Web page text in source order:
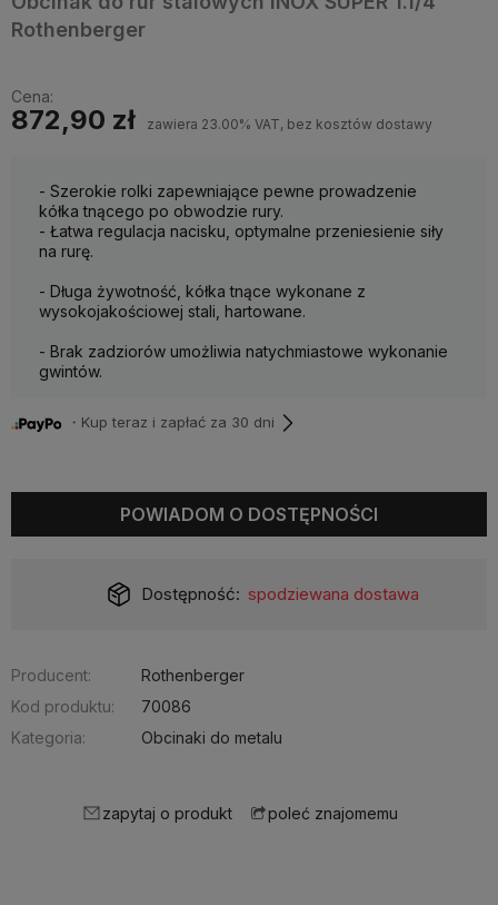
Rothenberger
Cena:
872,90 zł zawiera 23.00% VAT, bez kosztów dostawy
- Szerokie rolki zapewniające pewne prowadzenie
kółka tnącego po obwodzie rury.
- Łatwa regulacja nacisku, optymalne przeniesienie siły
na rurę.
- Długa żywotność, kółka tnące wykonane z
wysokojakościowej stali, hartowane.
- Brak zadziorów umożliwia natychmiastowe wykonanie
gwintów.
・Kup teraz i zapłać za 30 dni
POWIADOM O DOSTĘPNOŚCI
Dostępność: spodziewana dostawa
Producent:
Rothenberger
Kod produktu:
70086
Kategoria:
Obcinaki do metalu
zapytaj o produkt poleć znajomemu